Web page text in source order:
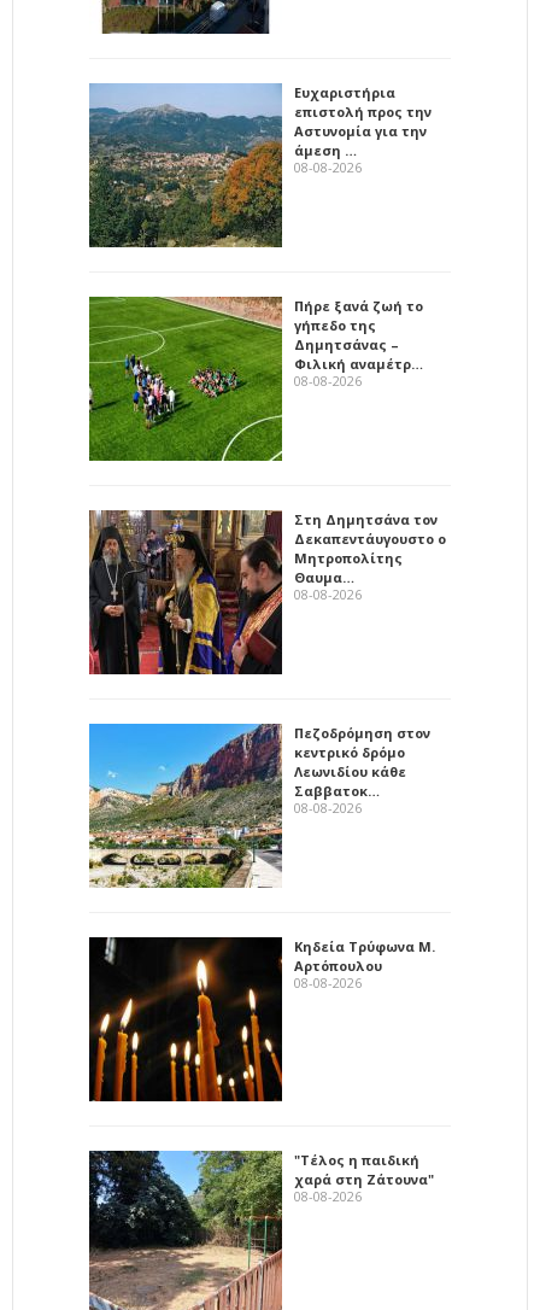
Ευχαριστήρια
επιστολή προς την
Αστυνομία για την
άμεση …
08-08-2026
Πήρε ξανά ζωή το
γήπεδο της
Δημητσάνας –
Φιλική αναμέτρ…
08-08-2026
Στη Δημητσάνα τον
Δεκαπεντάυγουστο ο
Μητροπολίτης
Θαυμα…
08-08-2026
Πεζοδρόμηση στον
κεντρικό δρόμο
Λεωνιδίου κάθε
Σαββατοκ…
08-08-2026
Κηδεία Τρύφωνα Μ.
Αρτόπουλου
08-08-2026
"Τέλος η παιδική
χαρά στη Ζάτουνα"
08-08-2026